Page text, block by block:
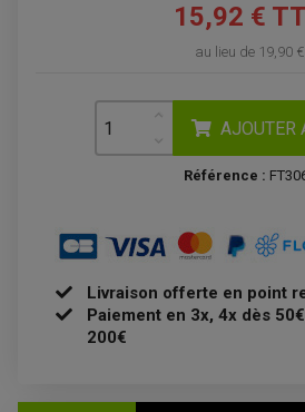
BAGAGERIE
BAGAGERIE SOUPLE
ACCESSOIRE GPS, SMARTPHONE
ACCESSOIRES QUAD
GUIDON QUAD
KIT DÉCO QUAD / SSV
KIT POIGNÉE DE GAZ QUAD
PONTETS / REHAUSSES DE GUIDON
BAGAGERIE / TREUIL /
TREUIL ET ATTELAGE QUAD-SSV
ÉCHAPPEMENT QUAD
ACCESSOIRES ÉLECTRIQUE ENDURO
COMPTEUR D'HEURE
DÉMARREUR
15,92 €
au lieu de 19,90 €
AJOUTER
Référence :
Livraison offerte en point
Paiement en 3x, 4x dès
200€